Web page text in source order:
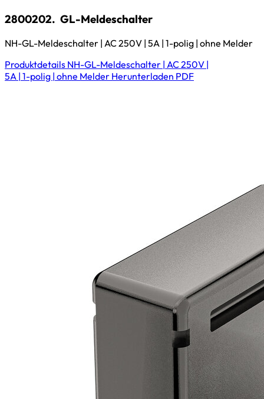
2800202. GL-Meldeschalter
NH-GL-Meldeschalter | AC 250V | 5A | 1-polig | ohne Melder
Produktdetails NH-GL-Meldeschalter | AC 250V |
5A | 1-polig | ohne Melder Herunterladen PDF